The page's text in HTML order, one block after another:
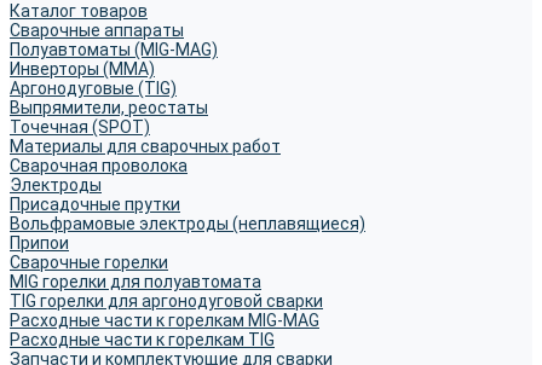
Каталог товаров
Сварочные аппараты
Полуавтоматы (MIG-MAG)
Инверторы (MMA)
Аргонодуговые (TIG)
Выпрямители, реостаты
Точечная (SPOT)
Материалы для сварочных работ
Сварочная проволока
Электроды
Присадочные прутки
Вольфрамовые электроды (неплавящиеся)
Припои
Сварочные горелки
MIG горелки для полуавтомата
TIG горелки для аргонодуговой сварки
Расходные части к горелкам MIG-MAG
Расходные части к горелкам TIG
Запчасти и комплектующие для сварки